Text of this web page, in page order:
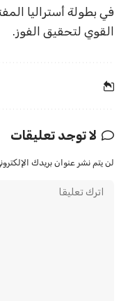
في بطولة أستراليا
القوي لتحقيق الفوز.
لا توجد تعليقات
لن يتم نشر عنوان بريدك